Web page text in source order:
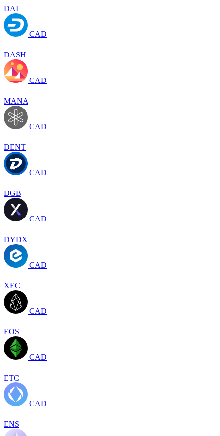
DAI
CAD
DASH
CAD
MANA
CAD
DENT
CAD
DGB
CAD
DYDX
CAD
XEC
CAD
EOS
CAD
ETC
CAD
ENS